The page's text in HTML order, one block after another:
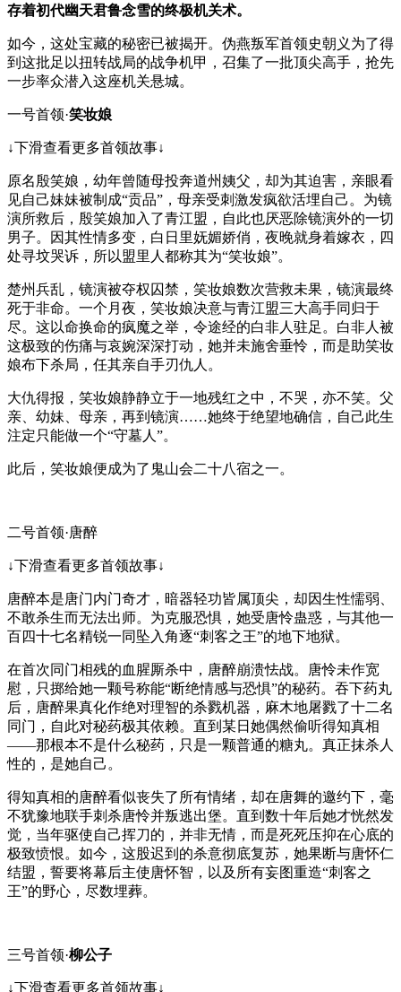
存着初代幽天君鲁念雪的终极机关术。
如今，这处宝藏的秘密已被揭开。伪燕叛军首领史朝义为了得
到这批足以扭转战局的战争机甲，召集了一批顶尖高手，抢先
一步率众潜入这座机关悬城。
一号首领·笑妆娘
↓下滑查看更多首领故事↓
原名殷笑娘，幼年曾随母投奔道州姨父，却为其迫害，亲眼看
见自己妹妹被制成“贡品”，母亲受刺激发疯欲活埋自己。为镜
演所救后，殷笑娘加入了青江盟，自此也厌恶除镜演外的一切
男子。因其性情多变，白日里妩媚娇俏，夜晚就身着嫁衣，四
处寻坟哭诉，所以盟里人都称其为“笑妆娘”。
楚州兵乱，镜演被夺权囚禁，笑妆娘数次营救未果，镜演最终
死于非命。一个月夜，笑妆娘决意与青江盟三大高手同归于
尽。这以命换命的疯魔之举，令途经的白非人驻足。白非人被
这极致的伤痛与哀婉深深打动，她并未施舍垂怜，而是助笑妆
娘布下杀局，任其亲自手刃仇人。
大仇得报，笑妆娘静静立于一地残红之中，不哭，亦不笑。父
亲、幼妹、母亲，再到镜演……她终于绝望地确信，自己此生
注定只能做一个“守墓人”。
此后，笑妆娘便成为了鬼山会二十八宿之一。
二号首领·唐醉
↓下滑查看更多首领故事↓
唐醉本是唐门内门奇才，暗器轻功皆属顶尖，却因生性懦弱、
不敢杀生而无法出师。为克服恐惧，她受唐怜蛊惑，与其他一
百四十七名精锐一同坠入角逐“刺客之王”的地下地狱。
在首次同门相残的血腥厮杀中，唐醉崩溃怯战。唐怜未作宽
慰，只掷给她一颗号称能“断绝情感与恐惧”的秘药。吞下药丸
后，唐醉果真化作绝对理智的杀戮机器，麻木地屠戮了十二名
同门，自此对秘药极其依赖。直到某日她偶然偷听得知真相
——那根本不是什么秘药，只是一颗普通的糖丸。真正抹杀人
性的，是她自己。
得知真相的唐醉看似丧失了所有情绪，却在唐舞的邀约下，毫
不犹豫地联手刺杀唐怜并叛逃出堡。直到数十年后她才恍然发
觉，当年驱使自己挥刀的，并非无情，而是死死压抑在心底的
极致愤恨。如今，这股迟到的杀意彻底复苏，她果断与唐怀仁
结盟，誓要将幕后主使唐怀智，以及所有妄图重造“刺客之
王”的野心，尽数埋葬。
三号首领·柳公子
↓下滑查看更多首领故事↓